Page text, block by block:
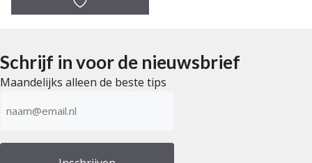
5
Schrijf in voor de nieuwsbrief
Maandelijks alleen de beste tips
mailadres